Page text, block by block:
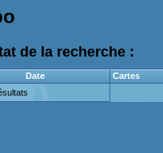
de la recherche :
Date Cartes